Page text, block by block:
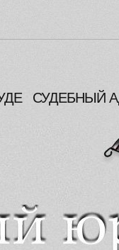
СУДЕБНЫЙ